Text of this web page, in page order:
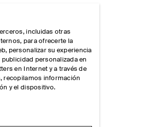
incluidas otras
para ofrecerte la
personalizar su experiencia
personalizada en
en Internet y a través de
recopilamos información
y el dispositivo.